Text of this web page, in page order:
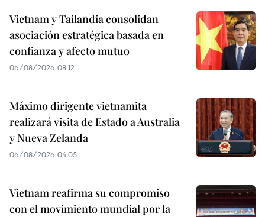
Vietnam y Tailandia consolidan
asociación estratégica basada en
confianza y afecto mutuo
06/08/2026 08:12
Máximo dirigente vietnamita
realizará visita de Estado a Australia
y Nueva Zelanda
06/08/2026 04:05
Vietnam reafirma su compromiso
con el movimiento mundial por la